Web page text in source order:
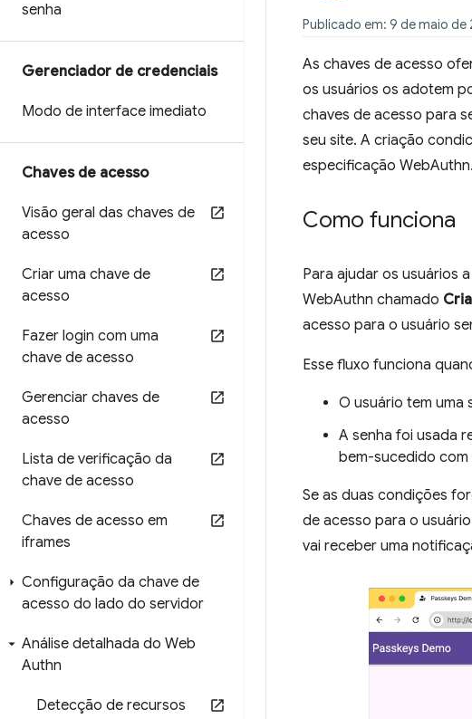
senha
Gerenciador de credenciais
Modo de interface imediato
Chaves de acesso
Visão geral das chaves de
acesso
Criar uma chave de
acesso
Fazer login com uma
chave de acesso
Gerenciar chaves de
acesso
Lista de verificação da
chave de acesso
Chaves de acesso em
iframes
Configuração da chave de
acesso do lado do servidor
Análise detalhada do Web
Authn
Detecção de recursos
Publicado em: 9 de maio
As chaves de acesso
os usuários os adotem
chaves de acesso para
seu site. A criação
especificação WebAuthn.
Como funciona
Para ajudar os usuários
WebAuthn chamado
acesso para o usuário
Esse fluxo funciona
O usuário tem uma
A senha foi usada
bem-sucedido com
Se as duas condições
de acesso para o
vai receber uma